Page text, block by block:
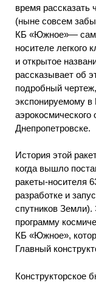
время рассказать
(ныне совсем
КБ «Южное»—
носителе легкого
и открытое
рассказывает об
подробный
экспонируемому
аэрокосмического
Днепропетровске.
История этой
когда вышло
ракеты-носителя
разработке и
спутников Земли).
программу
КБ «Южное»,
Главный
Конструкторское